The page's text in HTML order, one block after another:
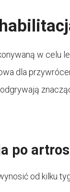
w celu
dla
po
od kilku